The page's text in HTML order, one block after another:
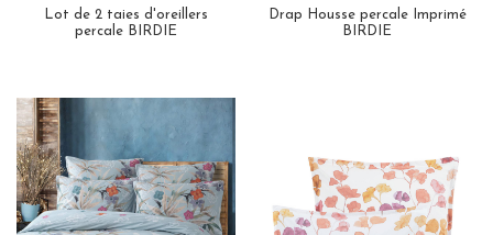
Lot de 2 taies d'oreillers
percale BIRDIE
Drap Housse percale Imprimé
BIRDIE